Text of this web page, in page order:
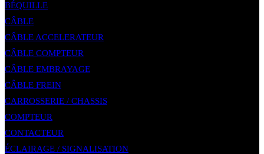
BÉQUILLE
CÂBLE
CÂBLE ACCELERATEUR
CÂBLE COMPTEUR
CÂBLE EMBRAYAGE
CÂBLE FREIN
CARROSSERIE / CHASSIS
COMPTEUR
CONTACTEUR
ÉCLAIRAGE / SIGNALISATION